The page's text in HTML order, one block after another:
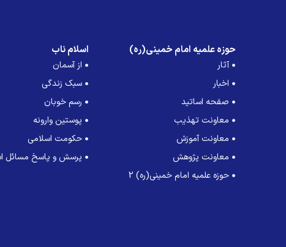
حوزه علمیه امام خمینی(ره)
آثار
اخبار
صفحه اساتید
معاونت تهذیب
معاونت آموزش
معاونت پژوهش
حوزه علمیه امام خمینی(ره) 2
اسلام ناب
از آسمان
سبک زندگی
رسم خوبان
پوستین وارونه
حکومت اسلامی
پرسش و پاسخ مسائل